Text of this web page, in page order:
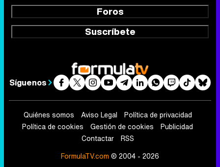
Foros
Suscríbete
Síguenos
Quiénes somos Aviso Legal
Política de privacidad
Política de cookies
Gestión de cookies
Publicidad
Contactar
RSS
FormulaTV.com © 2004 - 2026